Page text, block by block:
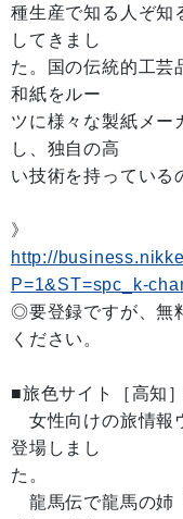
種生産で知る人ぞ知
してきまし
た。国の伝統的工芸
和紙をルー
ツに様々な製紙メー
し、独自の高
い技術を持っている
》
http://
P=1&ST=spc_k-
◎要登録ですが、無
ください。
■旅色サイト［高知
女性向けの旅情報
登場しまし
た。
龍馬伝で龍馬の姉